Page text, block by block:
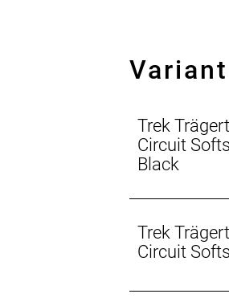
Die richtige
Gerüche.
Dein Leitfaden
-
- Fasergehalt:
Trek
Circuit
Black
Trek
Circuit